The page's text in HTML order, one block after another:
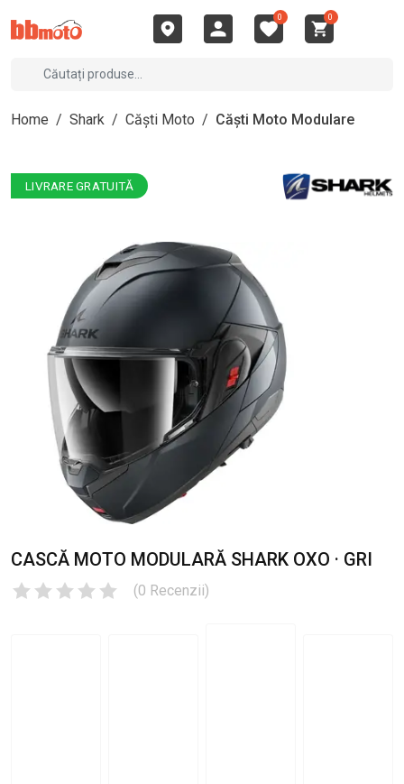
0 0
Home / Shark / Căști Moto / Căști Moto Modulare
LIVRARE GRATUITĂ
CASCĂ MOTO MODULARĂ SHARK OXO · GRI
(0 Recenzii)